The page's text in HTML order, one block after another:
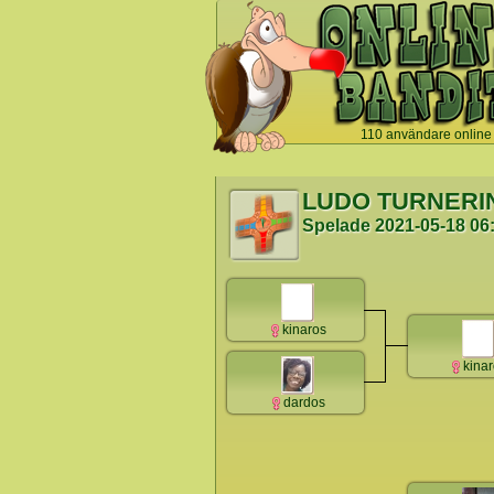
110 användare online
`
LUDO
Spelade2021-05-18
kinaros
dardos